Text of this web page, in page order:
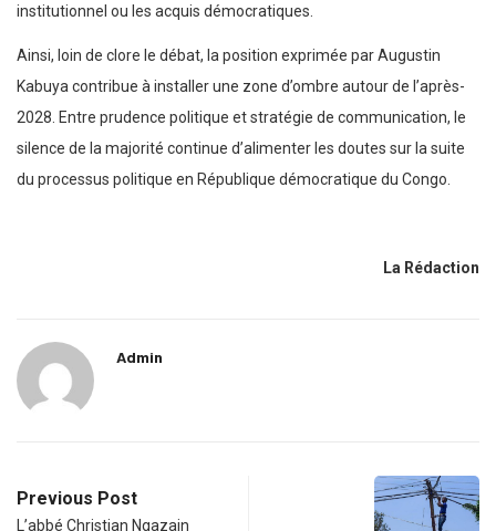
institutionnel ou les acquis démocratiques.
Ainsi, loin de clore le débat, la position exprimée par Augustin
Kabuya contribue à installer une zone d’ombre autour de l’après-
2028. Entre prudence politique et stratégie de communication, le
silence de la majorité continue d’alimenter les doutes sur la suite
du processus politique en République démocratique du Congo.
La Rédaction
Admin
Previous Post
L’abbé Christian Ngazain